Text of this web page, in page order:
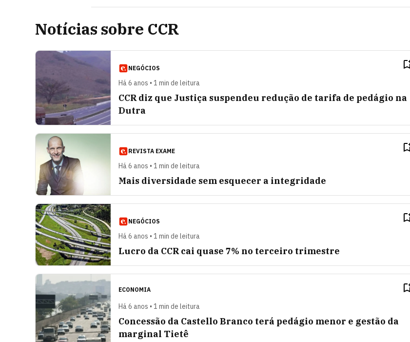
Notícias sobre CCR
NEGÓCIOS
Há 6 anos • 1 min de leitura
CCR diz que Justiça suspendeu redução de tarifa de pedágio na
Dutra
REVISTA EXAME
Há 6 anos • 1 min de leitura
Mais diversidade sem esquecer a integridade
NEGÓCIOS
Há 6 anos • 1 min de leitura
Lucro da CCR cai quase 7% no terceiro trimestre
ECONOMIA
Há 6 anos • 1 min de leitura
Concessão da Castello Branco terá pedágio menor e gestão da
marginal Tietê